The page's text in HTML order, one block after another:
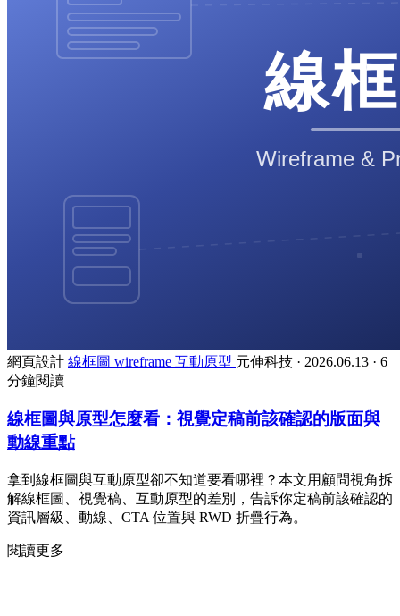
網頁設計 線框圖 wireframe 互動原型 元伸科技 · 2026.06.13 · 6
分鐘閱讀
線框圖與原型怎麼看：視覺定稿前該確認的版面與
動線重點
拿到線框圖與互動原型卻不知道要看哪裡？本文用顧問視角拆
解線框圖、視覺稿、互動原型的差別，告訴你定稿前該確認的
資訊層級、動線、CTA 位置與 RWD 折疊行為。
閱讀更多